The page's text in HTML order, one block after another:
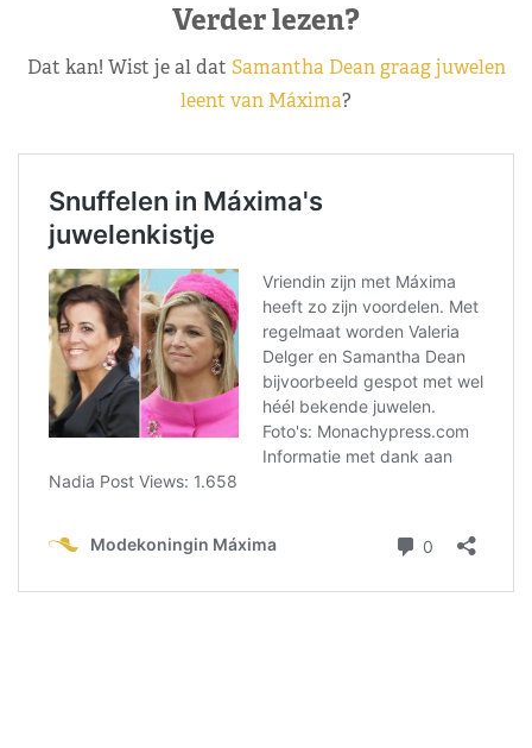
Verder lezen?
Dat kan! Wist je al dat Samantha Dean graag juwelen
leent van Máxima?